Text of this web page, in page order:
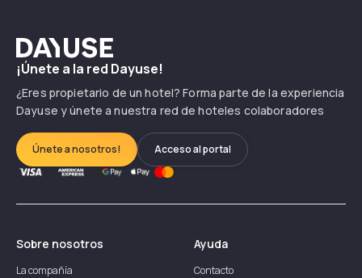
Dayuse
¡Únete a la red Dayuse!
¿Eres propietario de un hotel? Forma parte de la experiencia
Dayuse y únete a nuestra red de hoteles colaboradores
Únete a nosotros! Acceso al portal
Sobre nosotros
La compañía
Ayuda
Contacto